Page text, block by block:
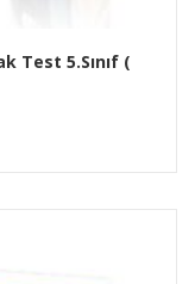
Test 5.Sınıf (